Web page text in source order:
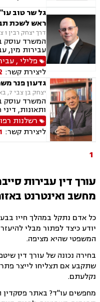
גל שר טוב
ראש לשכת
דרך יצחק רבין 1 צומת ז'בוטינסקי, פתח תקווה
המשרד עוסק
עבירות מין,
במשפחה,
שלילת רשיון
גרימת מוות
פלילי,
ליצירת קשר:
גדעון פנר
יצחק בן צבי 7, באר שבע
המשרד עוסק
ותאונות,
דיני משפחה,
תאונות
רכוש, ייפוי
הריון ולידה,
נשים בהריון,
שיתופיות,
רשלנות
ליצירת קשר:
1
עורך דין עבירות
מחשב ואינטרנט
כל אדם נתקל במהלך חייו
יודע כיצד לפתור מבלי
המשפטי שהיא מציפה.
בחירה נכונה של עורך דין
שתקבע אם תצליחו לייצר
נקלעתם.
מחפשים עו"ד? באתר פסקדין